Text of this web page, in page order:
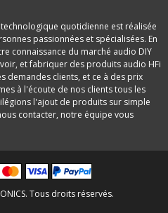
quotidienne est réalisée
passionnées et spécialisées. En
connaissance du marché audio DIY
et fabriquer des produits audio HFi
demandes clients, et ce à des prix
à l'écoute de nos clients tous les
l'ajout de produits sur simple
contacter, notre équipe vous
Tous droits réservés.